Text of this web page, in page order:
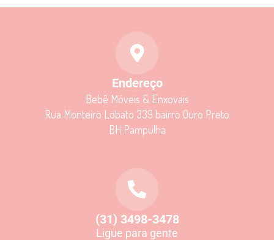
Endereço
Bebê Móveis & Enxovais
Rua Monteiro Lobato 339 bairro Ouro Preto
BH Pampulha
(31) 3498-3478
Ligue para gente